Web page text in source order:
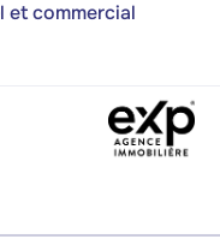
et commercial